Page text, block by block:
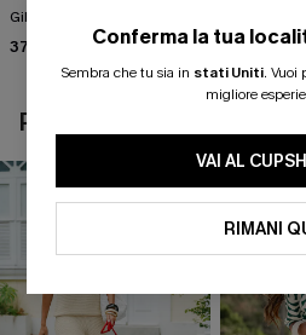
Gilet beige Break the Ice
37,00 €
astratto
POTREBBE INTERESSARTI
Conferma la tua
Sembra che tu sia in stati Uniti. Vuoi
migliore
VAI AL
RIMANI